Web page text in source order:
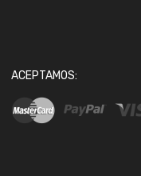
ACEPTAMOS: